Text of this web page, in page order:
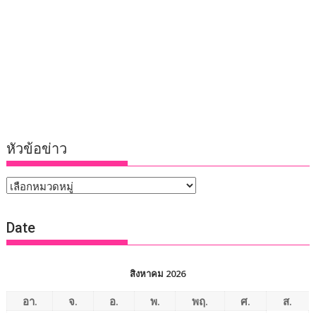
หัวข้อข่าว
หัวข้อ
Date
สิงหาคม 2026
อา. จ. อ. พ. พฤ. ศ.
ส.